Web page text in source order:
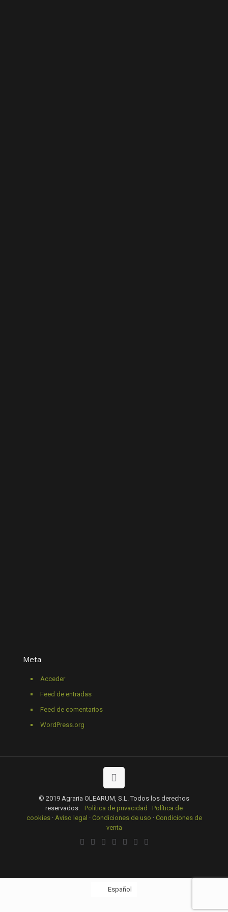
Meta
Acceder
Feed de entradas
Feed de comentarios
WordPress.org
© 2019 Agraria OLEARUM, S.L. Todos los derechos
reservados. Política de privacidad · Política de
cookies· Aviso legal · Condiciones de uso · Condiciones de
venta
Español